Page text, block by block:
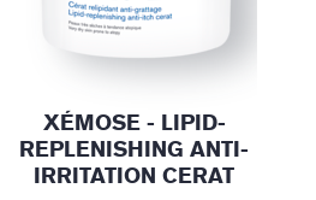
XÉMOSE - LIPID-
REPLENISHING ANTI-
IRRITATION CERAT